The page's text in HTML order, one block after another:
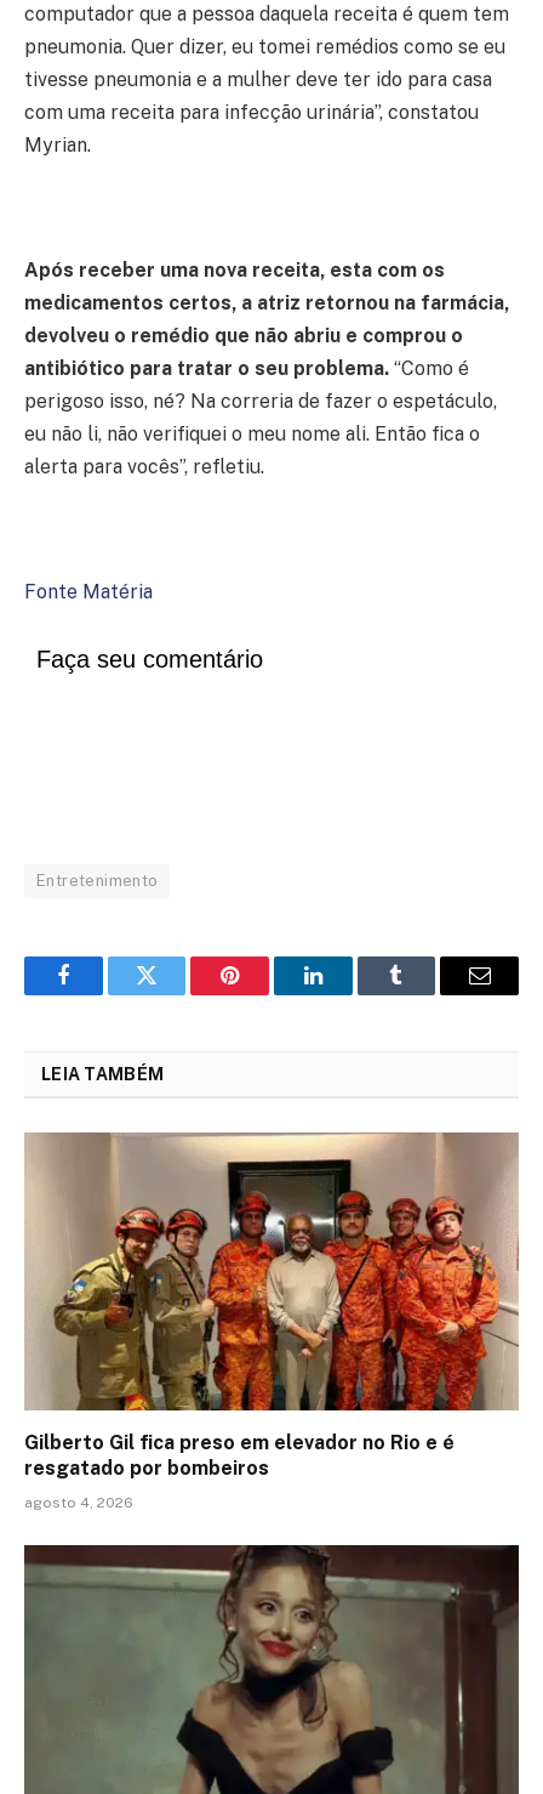
computador que a pessoa daquela receita é quem tem
pneumonia. Quer dizer, eu tomei remédios como se eu
tivesse pneumonia e a mulher deve ter ido para casa
com uma receita para infecção urinária”, constatou
Myrian.
Após receber uma nova receita, esta com os
medicamentos certos, a atriz retornou na farmácia,
devolveu o remédio que não abriu e comprou o
antibiótico para tratar o seu problema. “Como é
perigoso isso, né? Na correria de fazer o espetáculo,
eu não li, não verifiquei o meu nome ali. Então fica o
alerta para vocês”, refletiu.
Fonte Matéria
Faça seu comentário
Entretenimento
FacebookTwitter Pinterest LinkedInTumblr Email
LEIA TAMBÉM
Gilberto Gil fica preso em elevador no Rio e é
resgatado por bombeiros
agosto 4, 2026